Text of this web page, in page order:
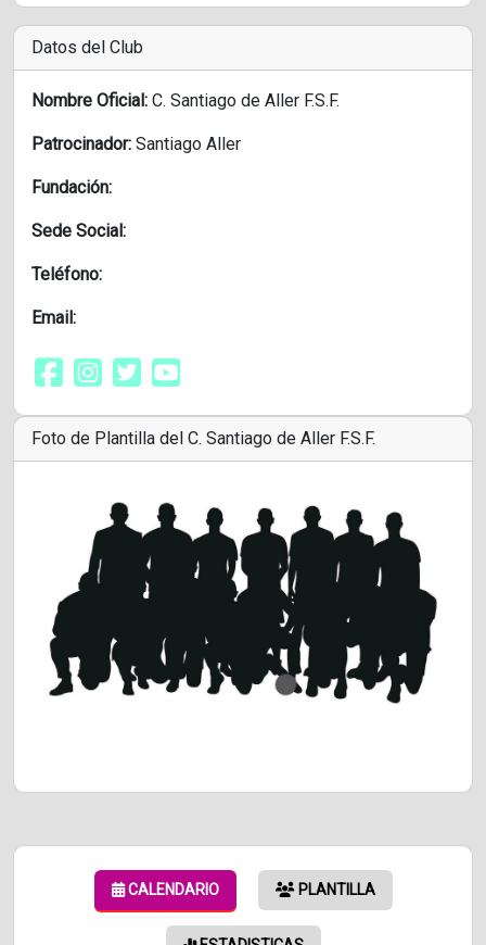
Datos del Club
Nombre Oficial: C. Santiago de Aller F.S.F.
Patrocinador: Santiago Aller
Fundación:
Sede Social:
Teléfono:
Email:
Foto de Plantilla del C. Santiago de Aller F.S.F.
CALENDARIO PLANTILLA